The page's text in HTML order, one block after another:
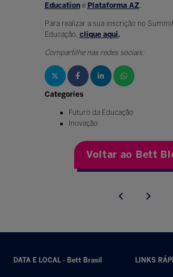
Educatione Plataforma AZ.
Para realizar a sua inscrição no
Educação, clique aqui.
Compartilhe nas redes sociais:
Categories
Futuro da Educação
Inovação
Voltar ao Bett
DATA E LOCAL - Bett Brasil LINKS